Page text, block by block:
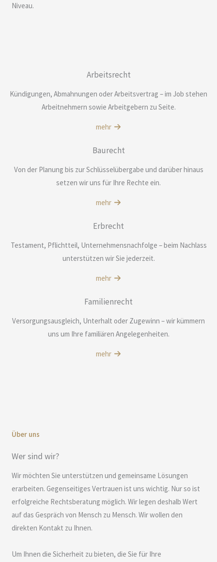
Niveau.
Arbeitsrecht
Kündigungen, Abmahnungen oder Arbeitsvertrag – im Job stehen
Arbeitnehmern sowie Arbeitgebern zu Seite.
mehr
Baurecht
Von der Planung bis zur Schlüsselübergabe und darüber hinaus
setzen wir uns für Ihre Rechte ein.
mehr
Erbrecht
Testament, Pflichtteil, Unternehmensnachfolge – beim Nachlass
unterstützen wir Sie jederzeit.
mehr
Familienrecht
Versorgungsausgleich, Unterhalt oder Zugewinn – wir kümmern
uns um Ihre familiären Angelegenheiten.
mehr
Über uns
Wer sind wir?
Wir möchten Sie unterstützen und gemeinsame Lösungen
erarbeiten. Gegenseitiges Vertrauen ist uns wichtig. Nur so ist
erfolgreiche Rechtsberatung möglich. Wir legen deshalb Wert
auf das Gespräch von Mensch zu Mensch. Wir wollen den
direkten Kontakt zu Ihnen.
Um Ihnen die Sicherheit zu bieten, die Sie für Ihre